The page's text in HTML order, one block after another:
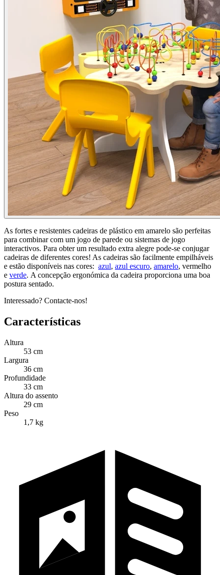
As fortes e resistentes cadeiras de plástico em amarelo são perfeitas
para combinar com um jogo de parede ou sistemas de jogo
interactivos. Para obter um resultado extra alegre pode-se conjugar
cadeiras de diferentes cores! As cadeiras são facilmente empilháveis
e estão disponíveis nas cores: azul, azul escuro, amarelo, vermelho
e verde. A concepção ergonómica da cadeira proporciona uma boa
postura sentado.
Interessado? Contacte-nos!
Características
Altura
53 cm
Largura
36 cm
Profundidade
33 cm
Altura do assento
29 cm
Peso
1,7 kg